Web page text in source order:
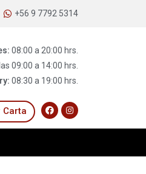
+56 9 7792 5314
08:00 a 20:00 hrs.
09:00 a 14:00 hrs.
08:30 a 19:00 hrs.
Carta